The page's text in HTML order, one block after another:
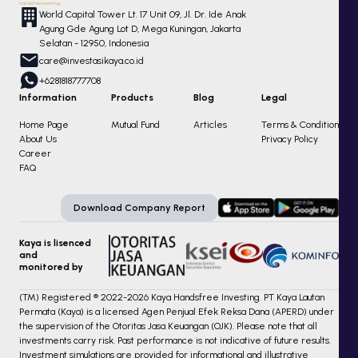
handsfree investing
World Capital Tower Lt. 17 Unit 09, Jl. Dr. Ide Anak
Agung Gde Agung Lot D, Mega Kuningan, Jakarta
Selatan - 12950, Indonesia
care@investasikaya.co.id
+6281818777708
Information
Home Page
About Us
Career
FAQ
Products
Mutual Fund
Blog
Articles
Legal
Terms & Condition
Privacy Policy
Download Company Report
Kaya is lisenced
and
monitored by
(TM) Registered ® 2022-2026 Kaya Handsfree Investing. PT Kaya Lautan
Permata (Kaya) is a licensed Agen Penjual Efek Reksa Dana (APERD) under
the supervision of the Otoritas Jasa Keuangan (OJK). Please note that all
investments carry risk. Past performance is not indicative of future results.
Investment simulations are provided for informational and illustrative